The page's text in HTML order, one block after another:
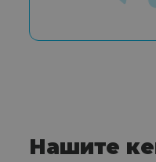
Нашите